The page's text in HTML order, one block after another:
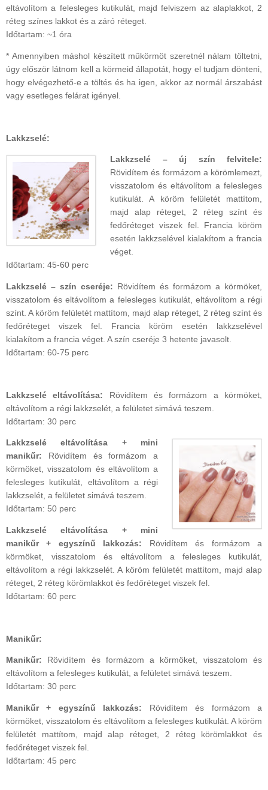
eltávolítom a felesleges kutikulát, majd felviszem az alaplakkot, 2
réteg színes lakkot és a záró réteget.
Időtartam: ~1 óra
* Amennyiben máshol készített műkörmöt szeretnél nálam töltetni,
úgy először látnom kell a körmeid állapotát, hogy el tudjam dönteni,
hogy elvégezhető-e a töltés és ha igen, akkor az normál árszabást
vagy esetleges felárat igényel.
Lakkzselé:
Lakkzselé – új szín felvitele:
Rövidítem és formázom a körömlemezt,
visszatolom és eltávolítom a felesleges
kutikulát. A köröm felületét mattítom,
majd alap réteget, 2 réteg színt és
fedőréteget viszek fel. Francia köröm
esetén lakkzselével kialakítom a francia
véget.
Időtartam: 45-60 perc
Lakkzselé – szín cseréje: Rövidítem és formázom a körmöket,
visszatolom és eltávolítom a felesleges kutikulát, eltávolítom a régi
színt. A köröm felületét mattítom, majd alap réteget, 2 réteg színt és
fedőréteget viszek fel. Francia köröm esetén lakkzselével
kialakítom a francia véget. A szín cseréje 3 hetente javasolt.
Időtartam: 60-75 perc
Lakkzselé eltávolítása: Rövidítem és formázom a körmöket,
eltávolítom a régi lakkzselét, a felületet simává teszem.
Időtartam: 30 perc
Lakkzselé eltávolítása + mini
manikűr: Rövidítem és formázom a
körmöket, visszatolom és eltávolítom a
felesleges kutikulát, eltávolítom a régi
lakkzselét, a felületet simává teszem.
Időtartam: 50 perc
Lakkzselé eltávolítása + mini
manikűr + egyszínű lakkozás: Rövidítem és formázom a
körmöket, visszatolom és eltávolítom a felesleges kutikulát,
eltávolítom a régi lakkzselét. A köröm felületét mattítom, majd alap
réteget, 2 réteg körömlakkot és fedőréteget viszek fel.
Időtartam: 60 perc
Manikűr:
Manikűr: Rövidítem és formázom a körmöket, visszatolom és
eltávolítom a felesleges kutikulát, a felületet simává teszem.
Időtartam: 30 perc
Manikűr + egyszínű lakkozás: Rövidítem és formázom a
körmöket, visszatolom és eltávolítom a felesleges kutikulát. A köröm
felületét mattítom, majd alap réteget, 2 réteg körömlakkot és
fedőréteget viszek fel.
Időtartam: 45 perc